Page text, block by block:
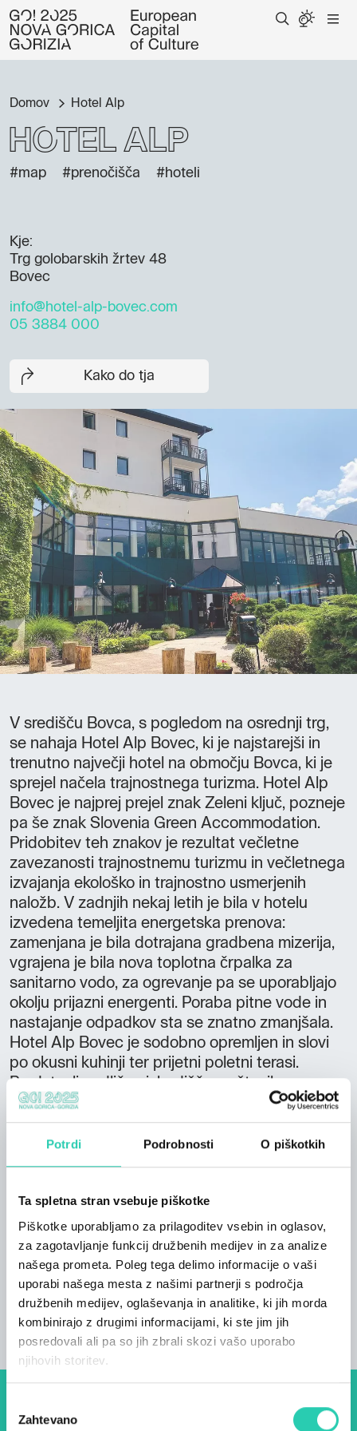
Potrdi Podrobnosti O piškotkih
Ta spletna stran vsebuje piškotke
Piškotke uporabljamo za prilagoditev vsebin in oglasov,
za zagotavljanje funkcij družbenih medijev in za analize
našega prometa. Poleg tega delimo informacije o vaši
uporabi našega mesta z našimi partnerji s področja
družbenih medijev, oglaševanja in analitike, ki jih morda
kombinirajo z drugimi informacijami, ki ste jim jih
posredovali ali pa so jih zbrali skozi vašo uporabo
njihovih storitev.
soglasja
Zahtevano
Domov Hotel Alp
Hotel Alp
#map #prenočišča #hoteli
Kje:
Trg golobarskih žrtev 48
Bovec
info@hotel-alp-bovec.com
05 3884 000
Kako do tja
V središču Bovca, s pogledom na osrednji trg,
se nahaja Hotel Alp Bovec, ki je najstarejši in
trenutno največji hotel na območju Bovca, ki je
sprejel načela trajnostnega turizma. Hotel Alp
Bovec je najprej prejel znak Zeleni ključ, pozneje
pa še znak Slovenia Green Accommodation.
Pridobitev teh znakov je rezultat večletne
zavezanosti trajnostnemu turizmu in večletnega
izvajanja ekološko in trajnostno usmerjenih
naložb. V zadnjih nekaj letih je bila v hotelu
izvedena temeljita energetska prenova:
zamenjana je bila dotrajana gradbena mizerija,
vgrajena je bila nova toplotna črpalka za
sanitarno vodo, za ogrevanje pa se uporabljajo
okolju prijazni energenti. Poraba pitne vode in
nastajanje odpadkov sta se znatno zmanjšala.
Hotel Alp Bovec je sodobno opremljen in slovi
po okusni kuhinji ter prijetni poletni terasi.
Predstavlja odlično izhodišče za številne
športne dejavnosti, sprehode in pohode. Ko
končate z vsakodnevnimi aktivnostmi, se lahko
sprostite v finski, turški ali infrardeči savni v
hotelskem wellness centru. Hotel se ponaša
kompleksa, ki gostom kljub lokaciji v središču
mesta zagotavlja občutek odmaknjenosti od
narave.
Dogodki, članki in zgodbe iz